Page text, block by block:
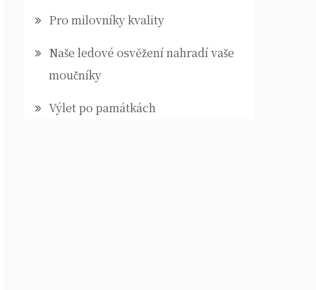
Pro milovníky kvality
Naše ledové osvěžení nahradí vaše
moučníky
Výlet po památkách